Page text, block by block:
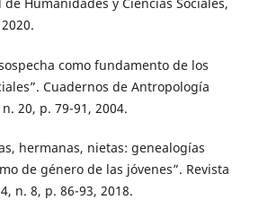
Humanidades y Ciencias Sociales,
como fundamento de los
Cuadernos de Antropología
20, p. 79-91, 2004.
hermanas, nietas: genealogías
de género de las jóvenes”. Revista
n. 8, p. 86-93, 2018.